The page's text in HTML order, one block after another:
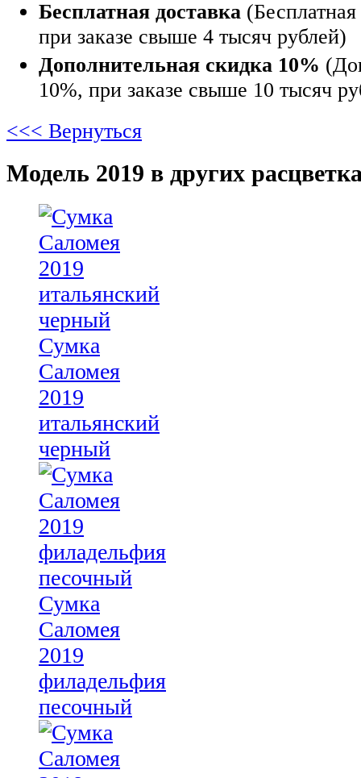
Бесплатная доставка
при заказе свыше 4 тысяч рублей)
Дополнительная скидка 10%
10%, при заказе свыше 10 тысяч
<<< Вернуться
Модель 2019 в других
Сумка
Саломея
2019
итальянский
черный
Сумка
Саломея
2019
филадельфия
песочный